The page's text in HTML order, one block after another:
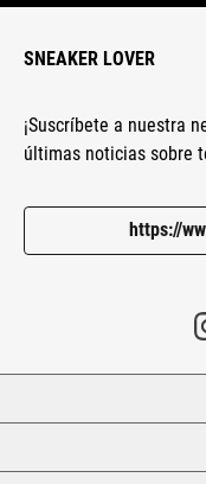
SNEAKER LOVER
¡Suscríbete a nuestra
últimas noticias sobre
https://